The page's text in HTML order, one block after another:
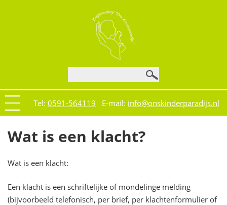
Tel: 0591-564119 E-mail: info@onskinderparadijs.nl
Wat is een klacht?
Wat is een klacht:
Een klacht is een schriftelijke of mondelinge melding
(bijvoorbeeld telefonisch, per brief, per klachtenformulier of